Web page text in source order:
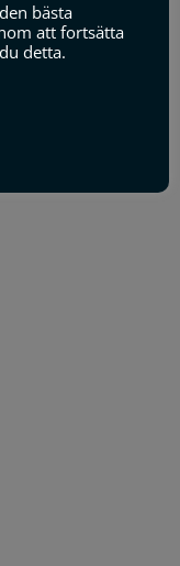
bästa
att fortsätta
detta.